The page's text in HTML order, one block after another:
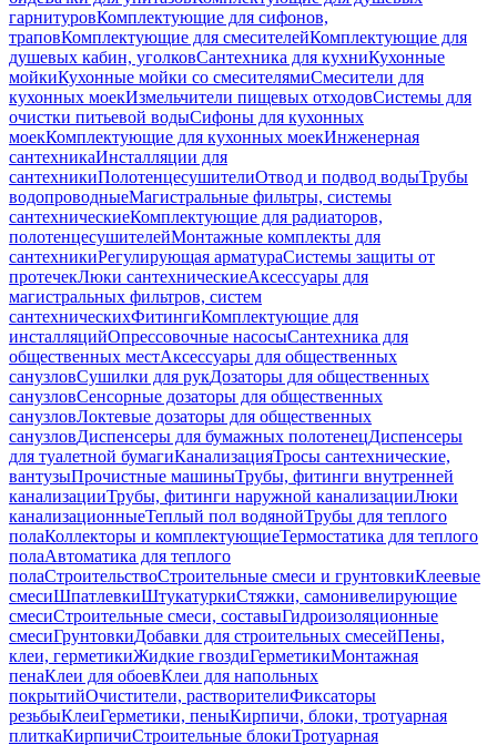
гарнитуровКомплектующие для сифонов,
траповКомплектующие для смесителейКомплектующие для
душевых кабин, уголковСантехника для кухниКухонные
мойкиКухонные мойки со смесителямиСмесители для
кухонных моекИзмельчители пищевых отходовСистемы для
очистки питьевой водыСифоны для кухонных
моекКомплектующие для кухонных моекИнженерная
сантехникаИнсталляции для
сантехникиПолотенцесушителиОтвод и подвод водыТрубы
водопроводныеМагистральные фильтры, системы
сантехническиеКомплектующие для радиаторов,
полотенцесушителейМонтажные комплекты для
сантехникиРегулирующая арматураСистемы защиты от
протечекЛюки сантехническиеАксессуары для
магистральных фильтров, систем
сантехническихФитингиКомплектующие для
инсталляцийОпрессовочные насосыСантехника для
общественных местАксессуары для общественных
санузловСушилки для рукДозаторы для общественных
санузловСенсорные дозаторы для общественных
санузловЛоктевые дозаторы для общественных
санузловДиспенсеры для бумажных полотенецДиспенсеры
для туалетной бумагиКанализацияТросы сантехнические,
вантузыПрочистные машиныТрубы, фитинги внутренней
канализацииТрубы, фитинги наружной канализацииЛюки
канализационныеТеплый пол водянойТрубы для теплого
полаКоллекторы и комплектующиеТермостатика для теплого
полаАвтоматика для теплого
полаСтроительствоСтроительные смеси и грунтовкиКлеевые
смесиШпатлевкиШтукатуркиСтяжки, самонивелирующие
смесиСтроительные смеси, составыГидроизоляционные
смесиГрунтовкиДобавки для строительных смесейПены,
клеи, герметикиЖидкие гвоздиГерметикиМонтажная
пенаКлеи для обоевКлеи для напольных
покрытийОчистители, растворителиФиксаторы
резьбыКлеиГерметики, пеныКирпичи, блоки, тротуарная
плиткаКирпичиСтроительные блокиТротуарная